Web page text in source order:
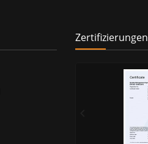
Zertifizierungen